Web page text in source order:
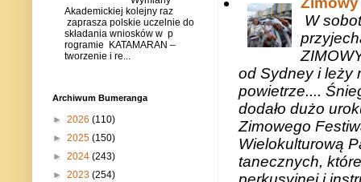
W
od Sydney i leży
powietrze....
dodało dużo
Zimowego
Wielokulturową
tanecznych,
Akademickiej kolejny raz
zaprasza polskie uczelnie do
składania wniosków w p
rogramie KATAMARAN –
tworzenie i re...
Archiwum Bumeranga
► 2026 (110)
► 2025 (150)
► 2024 (243)
► 2023 (254)